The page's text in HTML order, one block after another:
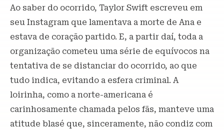
Ao saber do ocorrido, Taylor Swift escreveu em
seu Instagram que lamentava a morte de Ana e
estava de coração partido. E, a partir daí, toda a
organização cometeu uma série de equívocos na
tentativa de se distanciar do ocorrido, ao que
tudo indica, evitando a esfera criminal. A
loirinha, como a norte-americana é
carinhosamente chamada pelos fãs, manteve uma
atitude blasé que, sinceramente, não condiz com